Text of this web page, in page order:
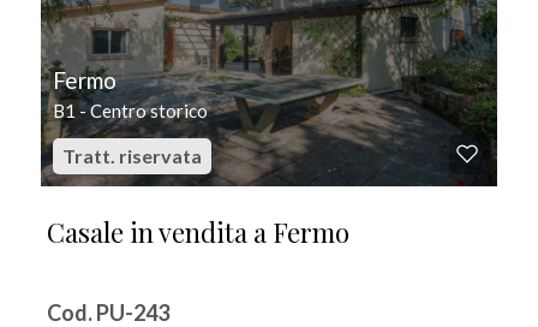
Fermo
B1 - Centro storico
Tratt. riservata
Casale in vendita a Fermo
Cod. PU-243